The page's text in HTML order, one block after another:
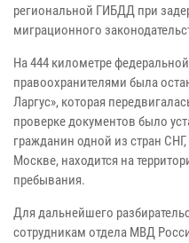
региональной ГИБДД при
миграционного
На 444 километре
правоохранителями была
Ларгус», которая
проверке документов было
гражданин одной из стран
Москве, находится на
пребывания.
Для дальнейшего
сотрудникам отдела МВД